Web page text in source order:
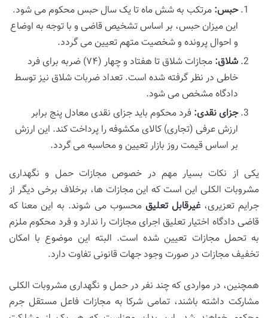
حبس: مرتکب به شش ماه تا یک سال حبس محکوم می شود.
این میزان حبس، بر اساس تشخیص قاضی و با توجه به اوضاع
و احوال پرونده و شخصیت متهم تعیین می گردد.
شلاق:
مجازات شلاق تا هفتاد و چهار (۷۴) ضربه برای فرد
خاطی در نظر گرفته شده است. تعداد ضربات شلاق نیز توسط
دادگاه مشخص می شود.
جزای نقدی: فرد محکوم باید جزای نقدی معادل پنج برابر
ارزش عرفی (تجاری) کالای مکشوفه را پرداخت کند. این ارزش
بر اساس قیمت روز بازار تعیین و محاسبه می گردد.
یکی از نکات بسیار مهم در خصوص مجازات حمل و نگهداری
مشروبات الکلی این است که این مجازات ها، برخلاف برخی دیگر از
جرایم تعزیری،غیرقابل تعلیق محسوب می شوند. به این معنا که
قاضی دادگاه اختیار تعلیق اجرای مجازات را ندارد و فرد محکوم ملزم
به تحمل مجازات تعیین شده است. البته این موضوع با امکان
تخفیف مجازات در صورت وجود جهات قانونی تفاوت دارد.
همچنین، در مواردی که چند نفر در حمل و نگهداری مشروبات الکلی
مشارکت داشته باشند، تمامی شرکا به مجازات فاعل مستقل جرم